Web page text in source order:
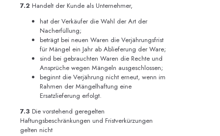
7.2 Handelt der Kunde als Unternehmer,
hat der Verkäufer die Wahl der Art der
Nacherfüllung;
beträgt bei neuen Waren die Verjährungsfrist
für Mängel ein Jahr ab Ablieferung der Ware;
sind bei gebrauchten Waren die Rechte und
Ansprüche wegen Mängeln ausgeschlossen;
beginnt die Verjährung nicht erneut, wenn im
Rahmen der Mängelhaftung eine
Ersatzlieferung erfolgt.
7.3 Die vorstehend geregelten
Haftungsbeschränkungen und Fristverkürzungen
gelten nicht